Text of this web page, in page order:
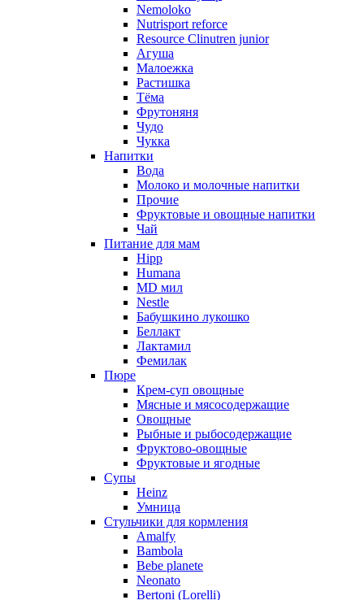
Nemoloko
Nutrisport reforce
Resource Clinutren junior
Агуша
Малоежка
Растишка
Тёма
Фрутоняня
Чудо
Чукка
Напитки
Вода
Молоко и молочные напитки
Прочие
Фруктовые и овощные напитки
Чай
Питание для мам
Hipp
Humana
MD мил
Nestle
Бабушкино лукошко
Беллакт
Лактамил
Фемилак
Пюре
Крем-суп овощные
Мясные и мясосодержащие
Овощные
Рыбные и рыбосодержащие
Фруктово-овощные
Фруктовые и ягодные
Супы
Heinz
Умница
Стульчики для кормления
Amalfy
Bambola
Bebe planete
Neonato
Bertoni (Lorelli)